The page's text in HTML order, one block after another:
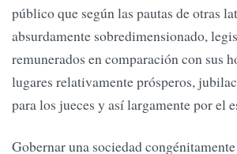
público que según las pautas de otras
absurdamente sobredimensionado,
remunerados en comparación con sus
lugares relativamente prósperos,
para los jueces y así largamente por el
Gobernar una sociedad